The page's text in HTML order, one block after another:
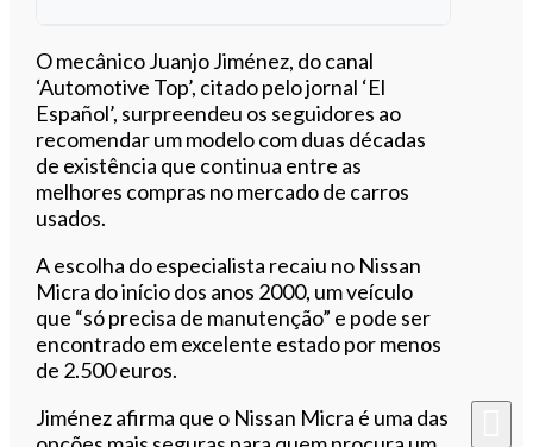
Ouvir este artigo
O mecânico Juanjo Jiménez, do canal
‘Automotive Top’, citado pelo jornal ‘El
Español’, surpreendeu os seguidores ao
recomendar um modelo com duas décadas
de existência que continua entre as
melhores compras no mercado de carros
usados.
A escolha do especialista recaiu no Nissan
Micra do início dos anos 2000, um veículo
que “só precisa de manutenção” e pode ser
encontrado em excelente estado por menos
de 2.500 euros.
Jiménez afirma que o Nissan Micra é uma das